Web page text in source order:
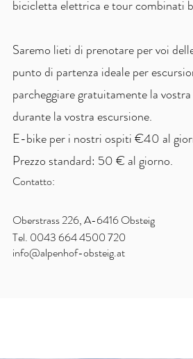
bicicletta elettrica e tour combinati
Saremo lieti di prenotare per voi
punto di partenza ideale per
parcheggiare gratuitamente la
durante la vostra escursione.
E-bike per i nostri ospiti €40 al
Prezzo standard: 50 € al giorno.
Contatto:
Oberstrass 226, A-6416 Obsteig
Tel. 0043 664 4500 720
info@alpenhof-obsteig.at